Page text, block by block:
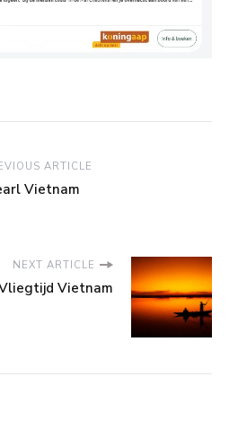
ARTICLE
Vietnam
NEXT ARTICLE
Vietnam